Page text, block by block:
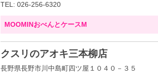
TEL: 026-256-6320
MOOMINおべんとケースM
クスリのアオキ三本柳店
長野県長野市川中島町四ツ屋１０４０－３５